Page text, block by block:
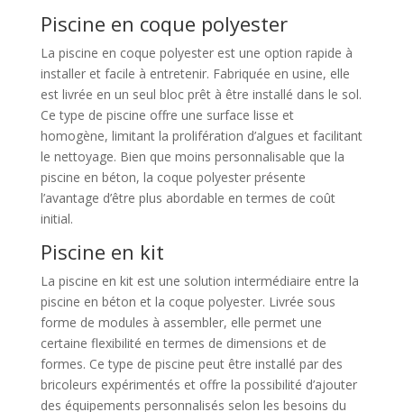
Piscine en coque polyester
La piscine en coque polyester est une option rapide à
installer et facile à entretenir. Fabriquée en usine, elle
est livrée en un seul bloc prêt à être installé dans le sol.
Ce type de piscine offre une surface lisse et
homogène, limitant la prolifération d’algues et facilitant
le nettoyage. Bien que moins personnalisable que la
piscine en béton, la coque polyester présente
l’avantage d’être plus abordable en termes de coût
initial.
Piscine en kit
La piscine en kit est une solution intermédiaire entre la
piscine en béton et la coque polyester. Livrée sous
forme de modules à assembler, elle permet une
certaine flexibilité en termes de dimensions et de
formes. Ce type de piscine peut être installé par des
bricoleurs expérimentés et offre la possibilité d’ajouter
des équipements personnalisés selon les besoins du